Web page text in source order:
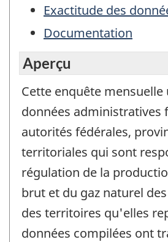
Exactitude des
Documentation
Aperçu
Cette enquête mensuelle
données administratives
autorités fédérales,
territoriales qui sont
régulation de la
brut et du gaz naturel
des territoires qu'elles
données compilées ont